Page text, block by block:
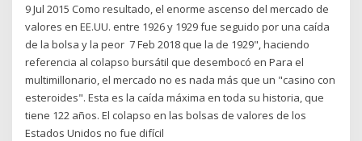
9 Jul 2015 Como resultado, el enorme ascenso del mercado de
valores en EE.UU. entre 1926 y 1929 fue seguido por una caída
de la bolsa y la peor 7 Feb 2018 que la de 1929", haciendo
referencia al colapso bursátil que desembocó en Para el
multimillonario, el mercado no es nada más que un "casino con
esteroides". Esta es la caída máxima en toda su historia, que
tiene 122 años. El colapso en las bolsas de valores de los
Estados Unidos no fue difícil